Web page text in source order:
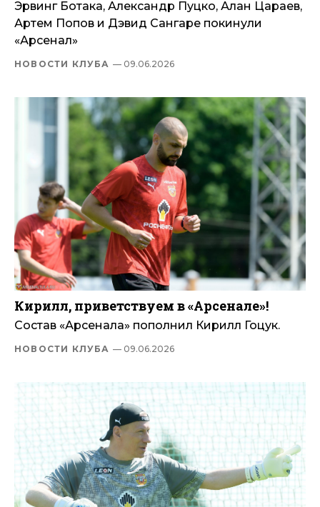
Эрвинг Ботака, Александр Пуцко, Алан Цараев,
Артем Попов и Дэвид Сангаре покинули
«Арсенал»
НОВОСТИ КЛУБА — 09.06.2026
Кирилл, приветствуем в «Арсенале»!
Состав «Арсенала» пополнил Кирилл Гоцук.
НОВОСТИ КЛУБА — 09.06.2026